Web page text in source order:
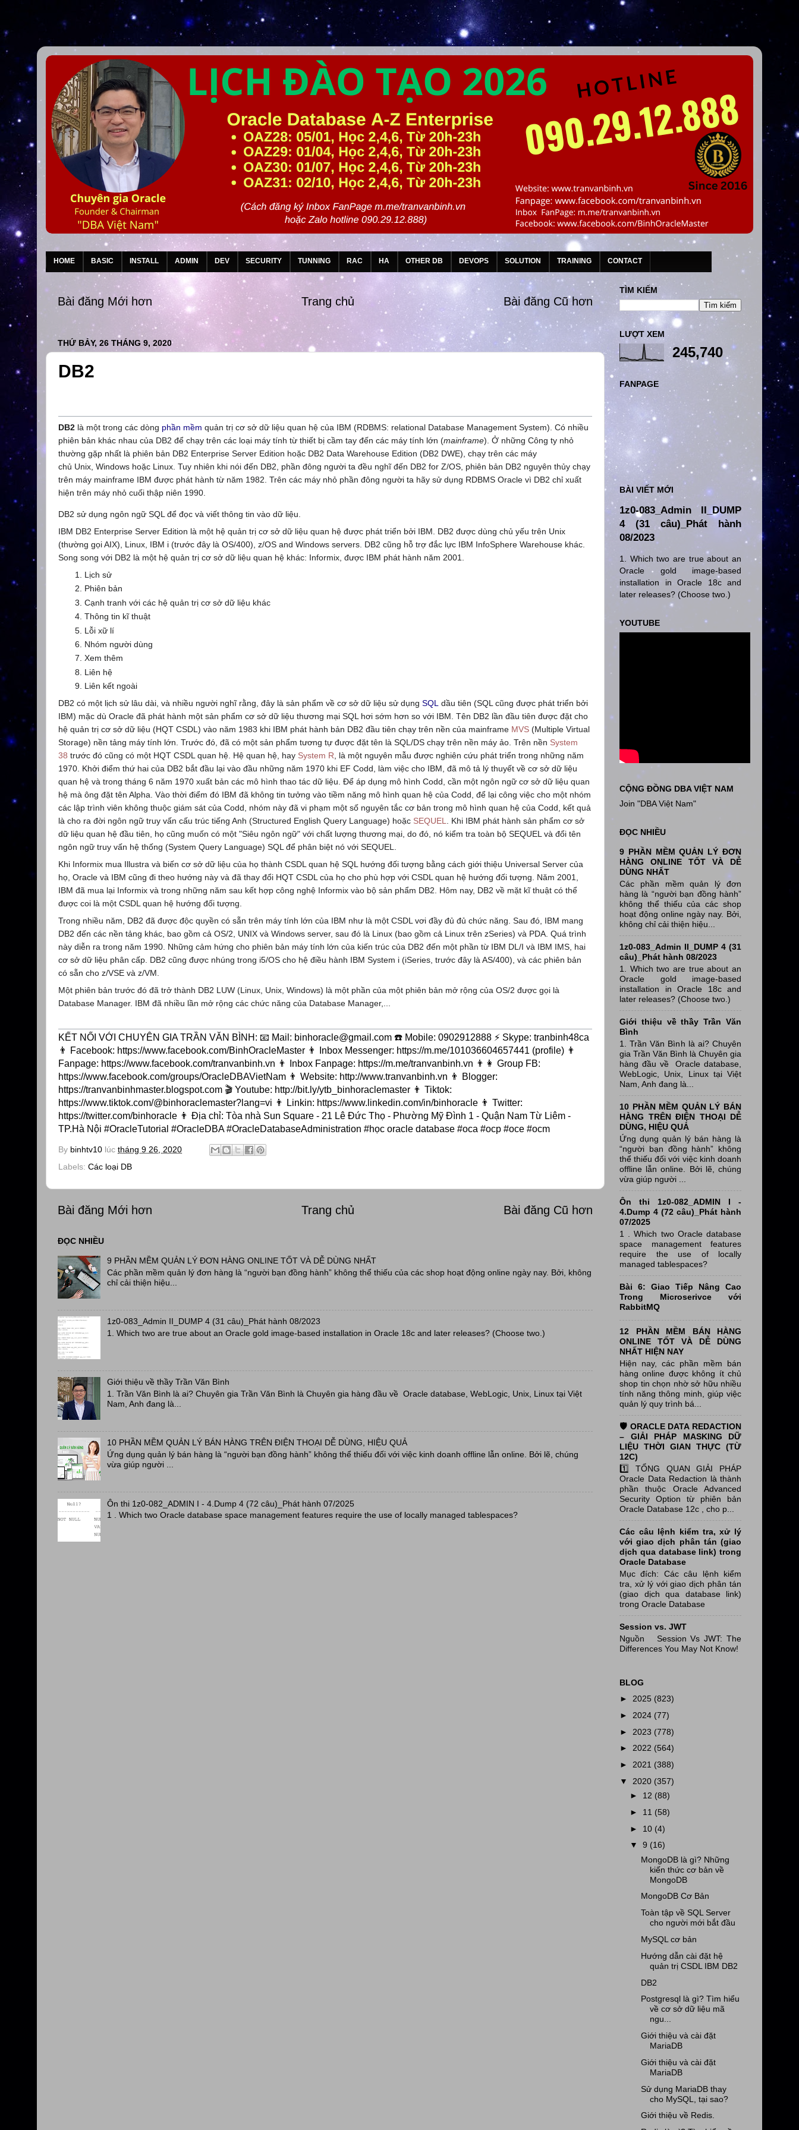
HOME BASIC INSTALL ADMIN DEV SECURITY TUNNING RAC HA OTHER DB DEVOPS SOLUTION TRAINING CONTACT
Bài đăng Mới hơn Bài đăng Cũ hơn
Trang chủ
THỨ BẢY, 26 THÁNG 9, 2020
DB2
DB2 là một trong các dòng phần mềm quản trị cơ sở dữ liệu quan hệ của IBM (RDBMS: relational Database Management System). Có nhiều
phiên bản khác nhau của DB2 để chạy trên các loại máy tính từ thiết bị cầm tay đến các máy tính lớn (mainframe). Ở những Công ty nhỏ
thường gặp nhất là phiên bản DB2 Enterprise Server Edition hoặc DB2 Data Warehouse Edition (DB2 DWE), chạy trên các máy
chủ Unix, Windows hoặc Linux. Tuy nhiên khi nói đến DB2, phần đông người ta đều nghĩ đến DB2 for Z/OS, phiên bản DB2 nguyên thủy chạy
trên máy mainframe IBM được phát hành từ năm 1982. Trên các máy nhỏ phần đông người ta hãy sử dụng RDBMS Oracle vì DB2 chỉ xuất
hiện trên máy nhỏ cuối thập niên 1990.
DB2 sử dụng ngôn ngữ SQL để đọc và viết thông tin vào dữ liệu.
IBM DB2 Enterprise Server Edition là một hệ quản trị cơ sở dữ liệu quan hệ được phát triển bởi IBM. DB2 được dùng chủ yếu trên Unix
(thường gọi AIX), Linux, IBM i (trước đây là OS/400), z/OS and Windows servers. DB2 cũng hỗ trợ đắc lực IBM InfoSphere Warehouse khác.
Song song với DB2 là một hệ quản trị cơ sở dữ liệu quan hệ khác: Informix, được IBM phát hành năm 2001.
Lịch sử
Phiên bản
Cạnh tranh với các hệ quản trị cơ sở dữ liệu khác
Thông tin kĩ thuật
Lỗi xữ lí
Nhóm người dùng
Xem thêm
Liên hệ
Liên kết ngoài
DB2 có một lịch sử lâu dài, và nhiều người nghĩ rằng, đây là sản phẩm về cơ sở dữ liệu sử dụng SQL dầu tiên (SQL cũng được phát triển bởi
IBM) mặc dù Oracle đã phát hành một sản phẩm cơ sở dữ liệu thương mại SQL hơi sớm hơn so với IBM. Tên DB2 lần đầu tiên được đặt cho
hệ quản trị cơ sở dữ liệu (HQT CSDL) vào năm 1983 khi IBM phát hành bản DB2 đầu tiên chạy trên nền của mainframe MVS (Multiple Virtual
Storage) nền tảng máy tính lớn. Trước đó, đã có một sản phẩm tương tự được đặt tên là SQL/DS chạy trên nền máy ảo. Trên nền System
38 trước đó cũng có một HQT CSDL quan hệ. Hệ quan hệ, hay System R , là một nguyên mẫu được nghiên cứu phát triển trong những năm
1970. Khởi điểm thứ hai của DB2 bắt đầu lại vào đầu những năm 1970 khi EF Codd, làm việc cho IBM, đã mô tả lý thuyết về cơ sở dữ liệu
quan hệ và trong tháng 6 năm 1970 xuất bản các mô hình thao tác dữ liệu. Để áp dụng mô hình Codd, cần một ngôn ngữ cơ sở dữ liệu quan
hệ mà ông đặt tên Alpha. Vào thời điểm đó IBM đã không tin tưởng vào tiềm năng mô hình quan hệ của Codd, để lại công việc cho một nhóm
các lập trình viên không thuộc giám sát của Codd, nhóm này đã vi phạm một số nguyên tắc cơ bản trong mô hình quan hệ của Codd, kết quả
là cho ra đời ngôn ngữ truy vấn cấu trúc tiếng Anh (Structured English Query Language) hoặc SEQUEL
. Khi IBM phát hành sản phẩm cơ sở
dữ liệu quan hệ đầu tiên, họ cũng muốn có một "Siêu ngôn ngữ" với chất lượng thương mại, do đó, nó kiểm tra toàn bộ SEQUEL và đổi tên
ngôn ngữ truy vấn hệ thống (System Query Language) SQL để phân biệt nó với SEQUEL.
Khi Informix mua Illustra và biến cơ sở dữ liệu của họ thành CSDL quan hệ SQL hướng đối tượng bằng cách giới thiệu Universal Server của
họ, Oracle và IBM cũng đi theo hướng này và đã thay đổi HQT CSDL của họ cho phù hợp với CSDL quan hệ hướng đối tượng. Năm 2001,
IBM đã mua lại Informix và trong những năm sau kết hợp công nghệ Informix vào bộ sản phẩm DB2. Hôm nay, DB2 về mặt kĩ thuật có thể
được coi là một CSDL quan hệ hướng đối tượng.
Trong nhiều năm, DB2 đã được độc quyền có sẵn trên máy tính lớn của IBM như là một CSDL vơi đầy đủ đủ chức năng. Sau đó, IBM mang
DB2 đến các nền tảng khác, bao gồm cả OS/2, UNIX và Windows server, sau đó là Linux (bao gồm cả Linux trên zSeries) và PDA. Quá trình
này diễn ra trong năm 1990. Những cảm hứng cho phiên bản máy tính lớn của kiến trúc của DB2 đến một phần từ IBM DL/I và IBM IMS, hai
cơ sở dữ liệu phân cấp. DB2 cũng được nhúng trong i5/OS cho hệ điều hành IBM System i (iSeries, trước đây là AS/400), và các phiên bản
có sẵn cho z/VSE và z/VM.
Một phiên bản trước đó đã trở thành DB2 LUW (Linux, Unix, Windows) là một phần của một phiên bản mở rộng của OS/2 được gọi là
Database Manager. IBM đã nhiều lần mở rộng các chức năng của Database Manager,...
KẾT NỐI VỚI CHUYÊN GIA TRẦN VĂN BÌNH: 📧 Mail: binhoracle@gmail.com ☎️ Mobile: 0902912888 ⚡️ Skype: tranbinh48ca
👨 Facebook: https://www.facebook.com/BinhOracleMaster 👨 Inbox Messenger: https://m.me/101036604657441 (profile) 👨
Fanpage: https://www.facebook.com/tranvanbinh.vn 👨 Inbox Fanpage: https://m.me/tranvanbinh.vn 👨👩 Group FB:
https://www.facebook.com/groups/OracleDBAVietNam 👨 Website: http://www.tranvanbinh.vn 👨 Blogger:
https://tranvanbinhmaster.blogspot.com 🎬 Youtube: http://bit.ly/ytb_binhoraclemaster 👨 Tiktok:
https://www.tiktok.com/@binhoraclemaster?lang=vi 👨 Linkin: https://www.linkedin.com/in/binhoracle 👨 Twitter:
https://twitter.com/binhoracle 👨 Địa chỉ: Tòa nhà Sun Square - 21 Lê Đức Thọ - Phường Mỹ Đình 1 - Quận Nam Từ Liêm -
TP.Hà Nội #OracleTutorial #OracleDBA #OracleDatabaseAdministration #học oracle database #oca #ocp #oce #ocm
By binhtv10 lúc tháng 9 26, 2020
Labels: Các loại DB
Bài đăng Mới hơn Bài đăng Cũ hơn
Trang chủ
ĐỌC NHIỀU
9 PHẦN MỀM QUẢN LÝ ĐƠN HÀNG ONLINE TỐT VÀ DỄ DÙNG NHẤT
Các phần mềm quản lý đơn hàng là “người bạn đồng hành” không thể thiếu của các shop hoạt động online ngày nay. Bởi, không
chỉ cải thiện hiệu...
1z0-083_Admin II_DUMP 4 (31 câu)_Phát hành 08/2023
1. Which two are true about an Oracle gold image-based installation in Oracle 18c and later releases? (Choose two.)
Giới thiệu về thầy Trần Văn Bình
1. Trần Văn Bình là ai? Chuyên gia Trần Văn Bình là Chuyên gia hàng đầu về Oracle database, WebLogic, Unix, Linux tại Việt
Nam, Anh đang là...
10 PHẦN MỀM QUẢN LÝ BÁN HÀNG TRÊN ĐIỆN THOẠI DỄ DÙNG, HIỆU QUẢ
Ứng dụng quản lý bán hàng là “người bạn đồng hành” không thể thiếu đối với việc kinh doanh offline lẫn online. Bởi lẽ, chúng
vừa giúp người ...
Ôn thi 1z0-082_ADMIN I - 4.Dump 4 (72 câu)_Phát hành 07/2025
1 . Which two Oracle database space management features require the use of locally managed tablespaces?
TÌM KIẾM
LƯỢT XEM
245,740
FANPAGE
BÀI VIẾT MỚI
1z0-083_Admin II_DUMP
4 (31 câu)_Phát hành
08/2023
1. Which two are true about an
Oracle gold image-based
installation in Oracle 18c and
later releases? (Choose two.)
YOUTUBE
CỘNG ĐỒNG DBA VIỆT NAM
Join "DBA Việt Nam"
ĐỌC NHIỀU
9 PHẦN MỀM QUẢN LÝ ĐƠN
HÀNG ONLINE TỐT VÀ DỄ
DÙNG NHẤT
Các phần mềm quản lý đơn
hàng là “người bạn đồng hành”
không thể thiếu của các shop
hoạt động online ngày nay. Bởi,
không chỉ cải thiện hiệu...
1z0-083_Admin II_DUMP 4 (31
câu)_Phát hành 08/2023
1. Which two are true about an
Oracle gold image-based
installation in Oracle 18c and
later releases? (Choose two.)
Giới thiệu về thầy Trần Văn
Bình
1. Trần Văn Bình là ai? Chuyên
gia Trần Văn Bình là Chuyên gia
hàng đầu về Oracle database,
WebLogic, Unix, Linux tại Việt
Nam, Anh đang là...
10 PHẦN MỀM QUẢN LÝ BÁN
HÀNG TRÊN ĐIỆN THOẠI DỄ
DÙNG, HIỆU QUẢ
Ứng dụng quản lý bán hàng là
“người bạn đồng hành” không
thể thiếu đối với việc kinh doanh
offline lẫn online. Bởi lẽ, chúng
vừa giúp người ...
Ôn thi 1z0-082_ADMIN I -
4.Dump 4 (72 câu)_Phát hành
07/2025
1 . Which two Oracle database
space management features
require the use of locally
managed tablespaces?
Bài 6: Giao Tiếp Nâng Cao
Trong Microserivce với
RabbitMQ
12 PHẦN MỀM BÁN HÀNG
ONLINE TỐT VÀ DỄ DÙNG
NHẤT HIỆN NAY
Hiện nay, các phần mềm bán
hàng online được không ít chủ
shop tin chọn nhờ sở hữu nhiều
tính năng thông minh, giúp việc
quản lý quy trình bá...
🛡️ ORACLE DATA REDACTION
– GIẢI PHÁP MASKING DỮ
LIỆU THỜI GIAN THỰC (TỪ
12C)
1️⃣ TỔNG QUAN GIẢI PHÁP
Oracle Data Redaction là thành
phần thuộc Oracle Advanced
Security Option từ phiên bản
Oracle Database 12c , cho p...
Các câu lệnh kiểm tra, xử lý
với giao dịch phân tán (giao
dịch qua database link) trong
Oracle Database
Mục đích: Các câu lệnh kiểm
tra, xử lý với giao dịch phân tán
(giao dịch qua database link)
trong Oracle Database
Session vs. JWT
Nguồn Session Vs JWT: The
Differences You May Not Know!
BLOG
► 2025 (823)
► 2024 (77)
► 2023 (778)
► 2022 (564)
► 2021 (388)
▼ 2020 (357)
► 12 (88)
► 11 (58)
► 10 (4)
▼9 (16)
MongoDB là gì? Những
kiến thức cơ bản về
MongoDB
MongoDB Cơ Bản
Toàn tập về SQL Server
cho người mới bắt đầu
MySQL cơ bản
Hướng dẫn cài đặt hệ
quản trị CSDL IBM DB2
DB2
Postgresql là gì? Tìm hiểu
về cơ sở dữ liệu mã
ngu...
Giới thiệu và cài đặt
MariaDB
Giới thiệu và cài đặt
MariaDB
Sử dụng MariaDB thay
cho MySQL, tại sao?
Giới thiệu về Redis.